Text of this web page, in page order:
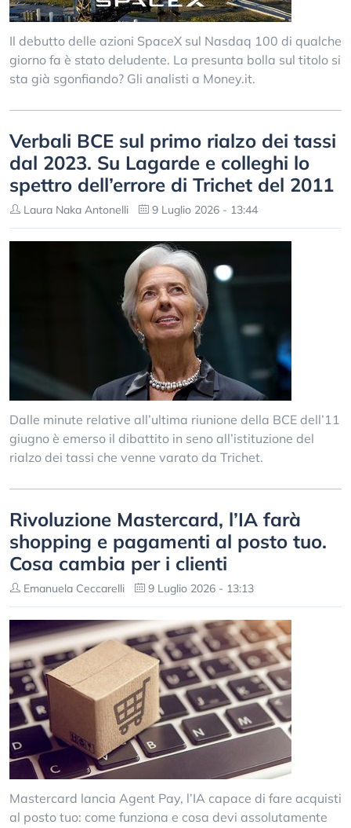
Il debutto delle azioni SpaceX sul Nasdaq 100 di qualche
giorno fa è stato deludente. La presunta bolla sul titolo si
sta già sgonfiando? Gli analisti a Money.it.
Verbali BCE sul primo rialzo dei tassi
dal 2023. Su Lagarde e colleghi lo
spettro dell’errore di Trichet del 2011
Laura Naka Antonelli 9 Luglio 2026 - 13:44
Dalle minute relative all’ultima riunione della BCE dell’11
giugno è emerso il dibattito in seno all’istituzione del
rialzo dei tassi che venne varato da Trichet.
Rivoluzione Mastercard, l’IA farà
shopping e pagamenti al posto tuo.
Cosa cambia per i clienti
Emanuela Ceccarelli 9 Luglio 2026 - 13:13
Mastercard lancia Agent Pay, l’IA capace di fare acquisti
al posto tuo: come funziona e cosa devi assolutamente